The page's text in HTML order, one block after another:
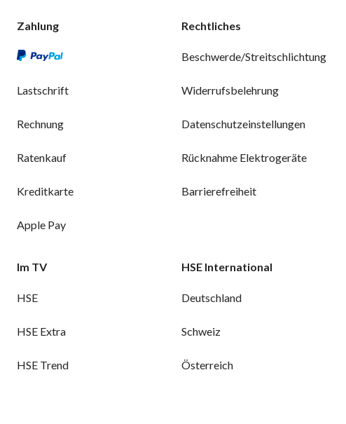
Zahlung
Lastschrift
Rechnung
Ratenkauf
Kreditkarte
Apple Pay
Rechtliches
Beschwerde/Streitschlichtung
Widerrufsbelehrung
Datenschutzeinstellungen
Rücknahme Elektrogeräte
Barrierefreiheit
Im TV
HSE
HSE Extra
HSE Trend
HSE International
Deutschland
Schweiz
Österreich